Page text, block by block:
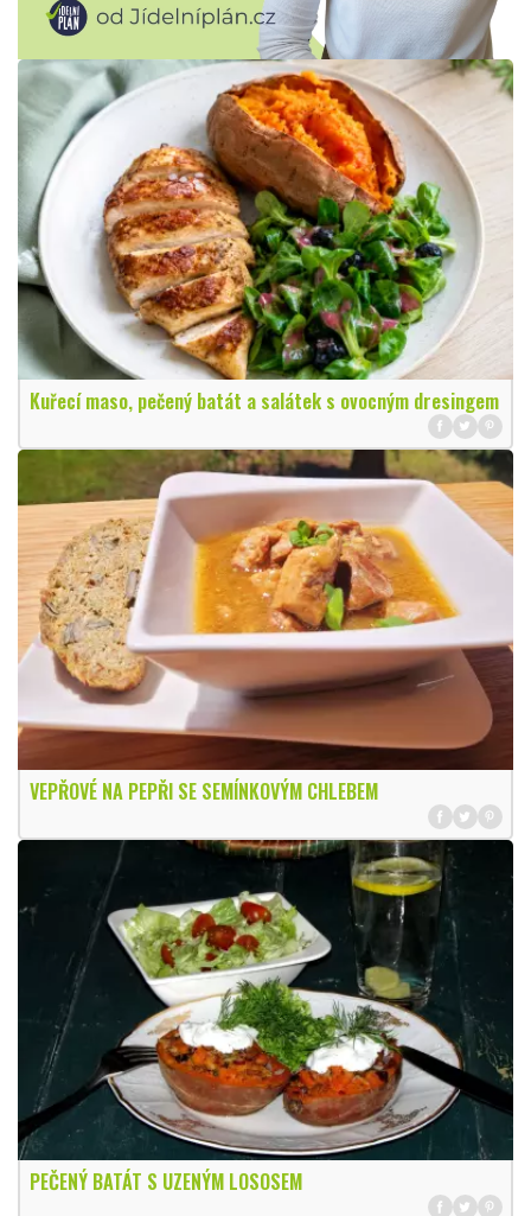
Kuřecí maso, pečený batát a salátek s ovocným dresingem
VEPŘOVÉ NA PEPŘI SE SEMÍNKOVÝM CHLEBEM
PEČENÝ BATÁT S UZENÝM LOSOSEM